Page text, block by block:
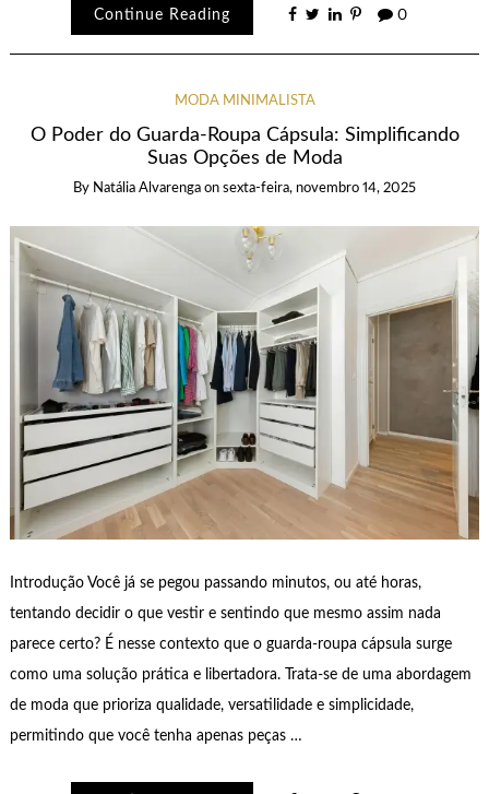
Continue Reading 0
MODA MINIMALISTA
O Poder do Guarda-Roupa Cápsula: Simplificando
Suas Opções de Moda
By Natália Alvarenga on sexta-feira, novembro 14, 2025
Introdução Você já se pegou passando minutos, ou até horas,
tentando decidir o que vestir e sentindo que mesmo assim nada
parece certo? É nesse contexto que o guarda-roupa cápsula surge
como uma solução prática e libertadora. Trata-se de uma abordagem
de moda que prioriza qualidade, versatilidade e simplicidade,
permitindo que você tenha apenas peças …